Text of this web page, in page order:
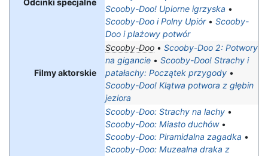
Odcinki specjalne
Scooby-Doo! Upiorne igrzyska •
Scooby-Doo i Polny Upiór• Scooby-
Doo i plażowy potwór
Filmy aktorskie
Scooby-Doo • Scooby-Doo 2: Potwory
na gigancie • Scooby-Doo! Strachy i
patałachy: Początek przygody •
Scooby-Doo! Klątwa potwora z głębin
jeziora
Scooby-Doo: Strachy na lachy •
Scooby-Doo: Miasto duchów•
Scooby-Doo: Piramidalna zagadka •
Scooby-Doo: Muzealna draka z